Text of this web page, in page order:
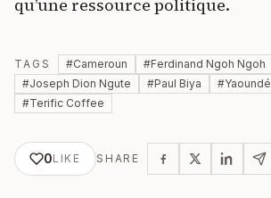
qu’une ressource politique.
TAGS #Cameroun #Ferdinand Ngoh Ngoh
#Joseph Dion Ngute #Paul Biya #Yaoundé
#Terific Coffee
0LIKE SHARE